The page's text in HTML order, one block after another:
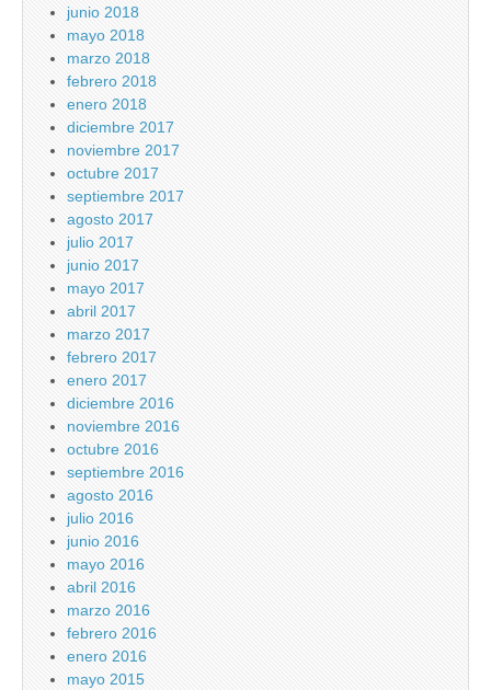
junio 2018
mayo 2018
marzo 2018
febrero 2018
enero 2018
diciembre 2017
noviembre 2017
octubre 2017
septiembre 2017
agosto 2017
julio 2017
junio 2017
mayo 2017
abril 2017
marzo 2017
febrero 2017
enero 2017
diciembre 2016
noviembre 2016
octubre 2016
septiembre 2016
agosto 2016
julio 2016
junio 2016
mayo 2016
abril 2016
marzo 2016
febrero 2016
enero 2016
mayo 2015